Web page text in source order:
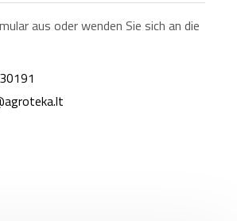
aus oder wenden Sie sich an die